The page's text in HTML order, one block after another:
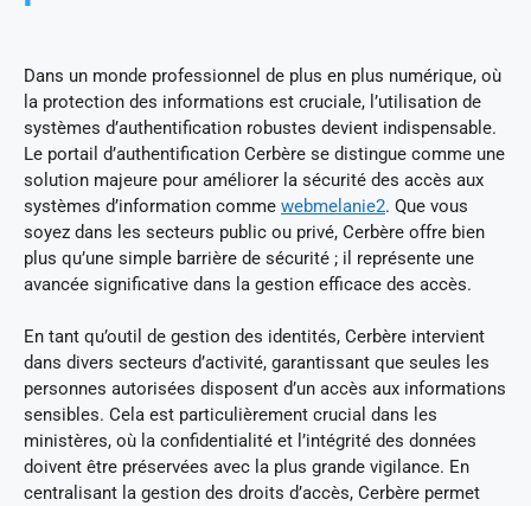
Dans un monde professionnel de plus en plus numérique, où
la protection des informations est cruciale, l’utilisation de
systèmes d’authentification robustes devient indispensable.
Le portail d’authentification Cerbère se distingue comme une
solution majeure pour améliorer la sécurité des accès aux
systèmes d’information comme webmelanie2. Que vous
soyez dans les secteurs public ou privé, Cerbère offre bien
plus qu’une simple barrière de sécurité ; il représente une
avancée significative dans la gestion efficace des accès.
En tant qu’outil de gestion des identités, Cerbère intervient
dans divers secteurs d’activité, garantissant que seules les
personnes autorisées disposent d’un accès aux informations
sensibles. Cela est particulièrement crucial dans les
ministères, où la confidentialité et l’intégrité des données
doivent être préservées avec la plus grande vigilance. En
centralisant la gestion des droits d’accès, Cerbère permet